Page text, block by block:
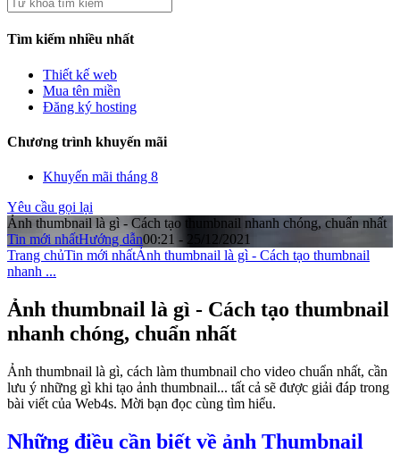
Tìm kiếm nhiều nhất
Thiết kế web
Mua tên miền
Đăng ký hosting
Chương trình khuyến mãi
Khuyến mãi tháng 8
Yêu cầu gọi lại
Ảnh thumbnail là gì - Cách tạo thumbnail nhanh chóng, chuẩn nhất
Tin mới nhấtHướng dẫn00:21 - 25/12/2021
Trang chủTin mới nhấtẢnh thumbnail là gì - Cách tạo thumbnail
nhanh ...
Ảnh thumbnail là gì - Cách tạo thumbnail
nhanh chóng, chuẩn nhất
Ảnh thumbnail là gì, cách làm thumbnail cho video chuẩn nhất, cần
lưu ý những gì khi tạo ảnh thumbnail... tất cả sẽ được giải đáp trong
bài viết của Web4s. Mời bạn đọc cùng tìm hiểu.
Những điều cần biết về ảnh Thumbnail